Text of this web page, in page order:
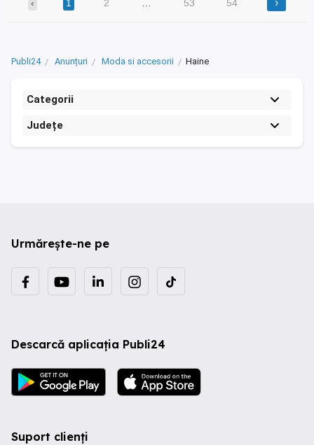
‹ 1 2 53 54 ›
Publi24 Anunțuri Moda si accesorii Haine
Categorii
Județe
Urmărește-ne pe
Descarcă aplicația Publi24
Suport clienți